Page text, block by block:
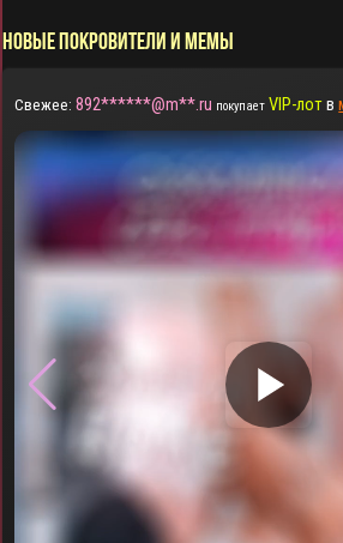
НОВЫЕ ПОКРОВИТЕЛИ И МЕМЫ
Свежее: 892******@m**.ru покупает VIP-лотв
▶